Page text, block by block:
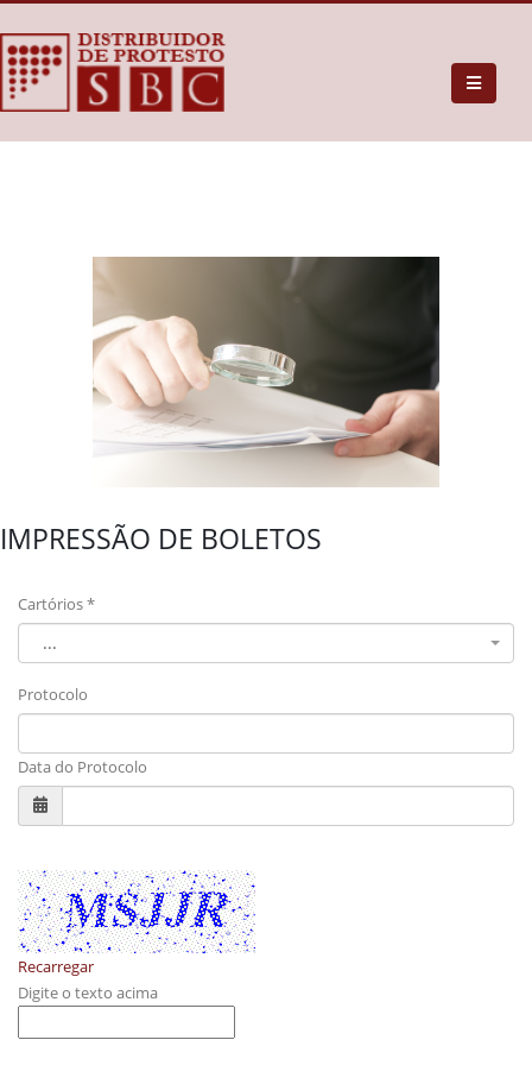
IMPRESSÃO DE BOLETOS
Cartórios *
...
Protocolo
Data do Protocolo
Recarregar
Digite o texto acima